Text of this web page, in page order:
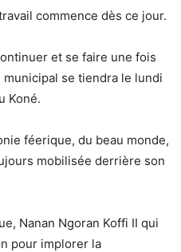
commence dès ce jour.
et se faire une fois
se tiendra le lundi
Koné.
féerique, du beau monde,
mobilisée derrière son
Nanan Ngoran Koffi II qui
pour implorer la